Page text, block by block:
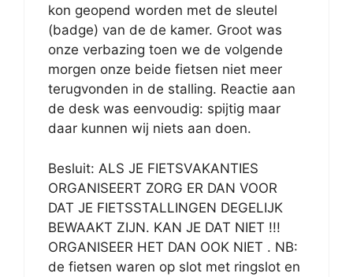
kon geopend worden met de sleutel
(badge) van de de kamer. Groot was
onze verbazing toen we de volgende
morgen onze beide fietsen niet meer
terugvonden in de stalling. Reactie aan
de desk was eenvoudig: spijtig maar
daar kunnen wij niets aan doen.
Besluit: ALS JE FIETSVAKANTIES
ORGANISEERT ZORG ER DAN VOOR
DAT JE FIETSSTALLINGEN DEGELIJK
BEWAAKT ZIJN. KAN JE DAT NIET !!!
ORGANISEER HET DAN OOK NIET . NB:
de fietsen waren op slot met ringslot en